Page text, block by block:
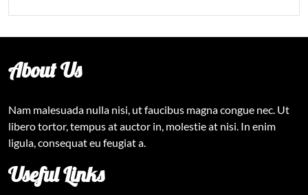
About Us
Nam malesuada nulla nisi, ut faucibus magna congue nec. Ut
libero tortor, tempus at auctor in, molestie at nisi. In enim
ligula, consequat eu feugiat a.
Useful Links